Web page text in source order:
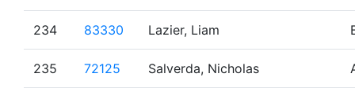
234 83330 Lazier, Liam
235 72125 Salverda, Nicholas